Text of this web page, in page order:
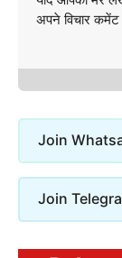
अपने विचार
Join
Join